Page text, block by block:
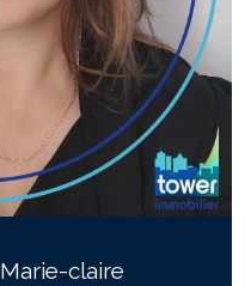
marie-claire